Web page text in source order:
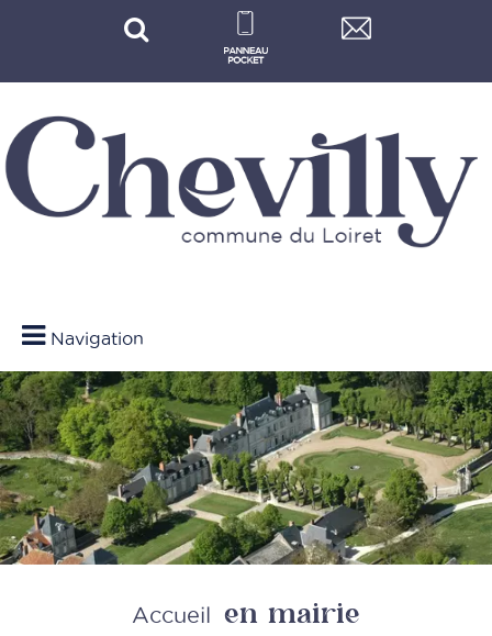
Navigation
Retour
Accueil en mairie